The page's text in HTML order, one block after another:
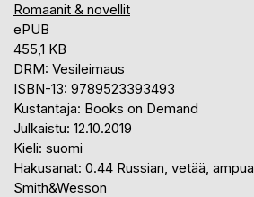
Romaanit & novellit
ePUB
455,1 KB
DRM: Vesileimaus
ISBN-13: 9789523393493
Kustantaja: Books on Demand
Julkaistu: 12.10.2019
Kieli: suomi
Hakusanat: 0.44 Russian, vetää,
Smith&Wesson